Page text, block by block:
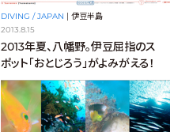
DIVING / JAPAN
伊豆半島
2013.8.15
2013年夏、八幡野。伊豆屈指のス
ポット「おとじろう」がよみがえる！